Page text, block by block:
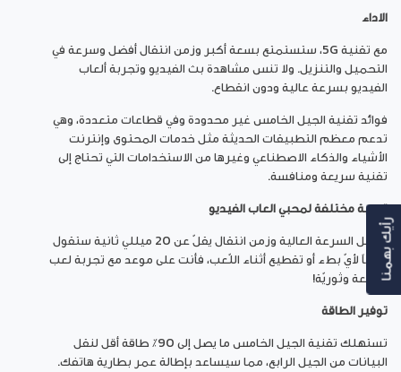
الاداء
مع تقنية 5G، ستستمتع بسعة أكبر وزمن انتقال أفضل وسرعة في
التحميل والتنزيل. ولا تنس مشاهدة بث الفيديو وتجربة ألعاب
الفيديو بسرعة عالية ودون انقطاع.
فوائد تقنية الجيل الخامس غير محدودة وفي قطاعات متعددة، وهي
تدعم معظم التطبيقات الحديثة مثل خدمات المحتوى وإنترنت
الأشياء والذكاء الاصطناعي وغيرها من الاستخدامات التي تحتاج إلى
تقنية سريعة ومنافسة.
تجربة مختلفة لمحبي العاب الفيديو
بفضل السرعة العالية وزمن انتقال يقلّ عن 20 ميللي ثانية ستقول
وداعاً لأيّ بطء أو تقطيع أثناء اللّعب، فأنت على موعد مع تجربة لعب
ممتعة وثوريّة!
توفير الطاقة
تستهلك تقنية الجيل الخامس ما يصل إلى 90٪ طاقة أقل لنقل
البيانات من الجيل الرابع، مما سيساعد بإطالة عمر بطارية هاتفك.
رأيك بهمنا